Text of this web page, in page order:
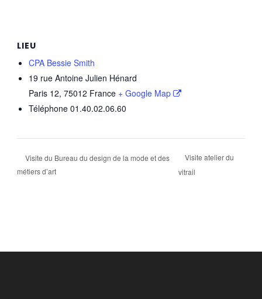
LIEU
CPA Bessie Smith
19 rue Antoine Julien Hénard
Paris 12, 75012 France + Google Map
Téléphone 01.40.02.06.60
Visite du Bureau du design de la mode et des
métiers d’art
Visite atelier du
vitrail